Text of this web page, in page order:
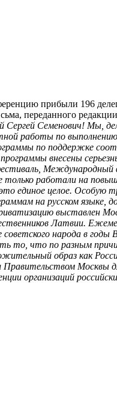
прибыли 196
переданного
Семенович! Мы,
работы по
по поддержке
внесены
Международный
только работали на
единое целое. Особую
на русском языке,
выставлен
Латвии.
советского народа в
то, что по разным
образ как
Москвы
организаций